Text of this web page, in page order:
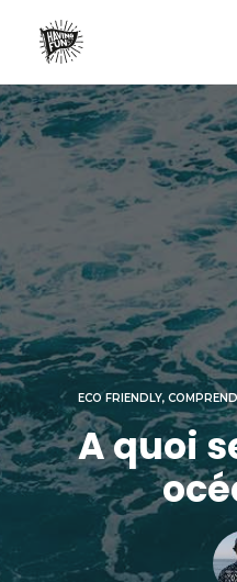
LIFESTYLE
AVENTURES
ECO FRIENDLY
VANLIFE
NO PLASTIC
RECHERCHE
ECO FRIENDLY,
A quoi